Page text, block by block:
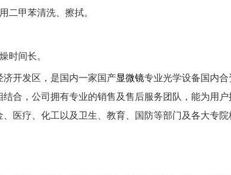
二甲苯清洗、擦拭。
时间长。
济开发区，是国内一家国产显微镜专业光学设备国内
合，公司拥有专业的销售及售后服务团队，能为用
医疗、化工以及卫生、教育、国防等部门及各大专院